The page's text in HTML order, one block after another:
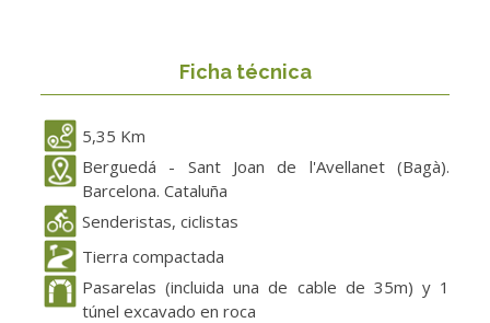
Ficha técnica
5,35 Km
Berguedá - Sant Joan de l'Avellanet (Bagà).
Barcelona. Cataluña
Senderistas, ciclistas
Tierra compactada
Pasarelas (incluida una de cable de 35m) y 1
túnel excavado en roca